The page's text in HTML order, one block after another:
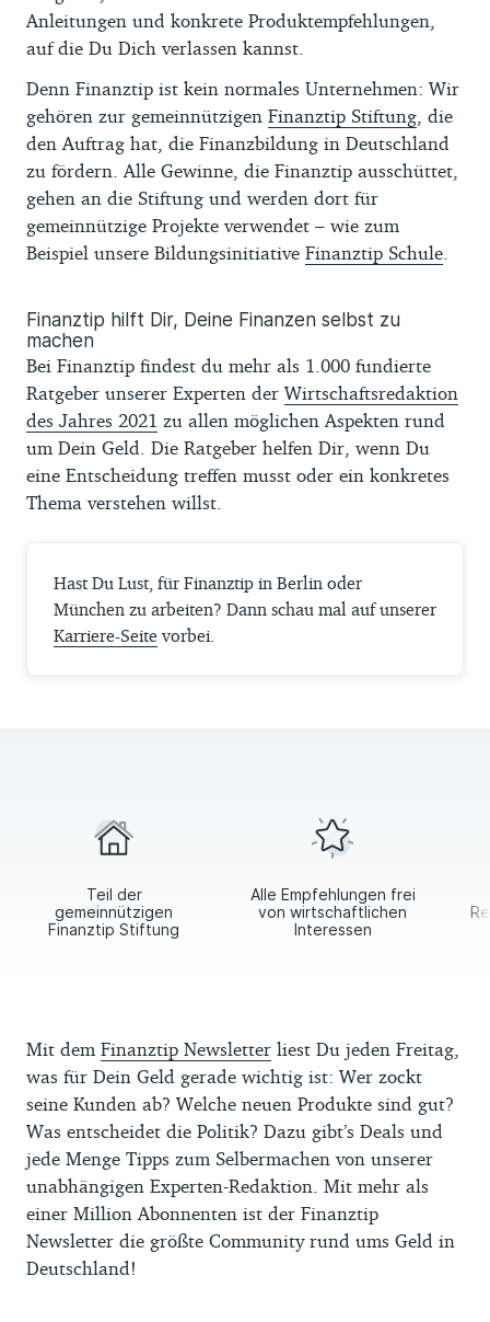
Anleitungen und konkrete Produktempfehlungen,
auf die Du Dich verlassen kannst.
Denn Finanztip ist kein normales Unternehmen: Wir
gehören zur gemeinnützigen Finanztip Stiftung , die
den Auftrag hat, die Finanzbildung in Deutschland
zu fördern. Alle Gewinne, die Finanztip ausschüttet,
gehen an die Stiftung und werden dort für
gemeinnützige Projekte verwendet – wie zum
Beispiel unsere Bildungsinitiative Finanztip Schule
Finanztip hilft Dir, Deine Finanzen selbst zu
machen
Bei Finanztip findest du mehr als 1.000 fundierte
Ratgeber unserer Experten der Wirtschaftsredaktion
des Jahres 2021 zu allen möglichen Aspekten rund
um Dein Geld. Die Ratgeber helfen Dir, wenn Du
eine Entscheidung treffen musst oder ein konkretes
Thema verstehen willst.
Hast Du Lust, für Finanztip in Berlin oder
München zu arbeiten? Dann schau mal auf unserer
Karriere-Seite vorbei.
Teil der
gemeinnützigen
Finanztip Stiftung
Alle Empfehlungen frei
von wirtschaftlichen
Interessen
Mit dem Finanztip Newsletter liest Du jeden Freitag,
was für Dein Geld gerade wichtig ist: Wer zockt
seine Kunden ab? Welche neuen Produkte sind gut?
Was entscheidet die Politik? Dazu gibt’s Deals und
jede Menge Tipps zum Selbermachen von unserer
unabhängigen Experten-Redaktion. Mit mehr als
einer Million Abonnenten ist der Finanztip
Newsletter die größte Community rund ums Geld in
Deutschland!